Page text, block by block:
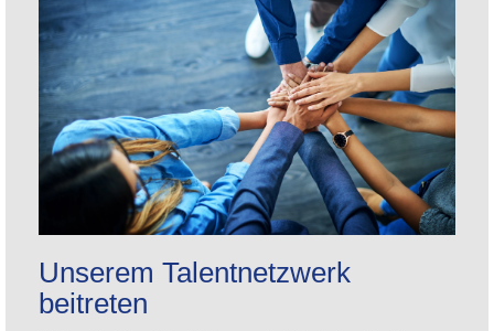
Unserem Talentnetzwerk
beitreten